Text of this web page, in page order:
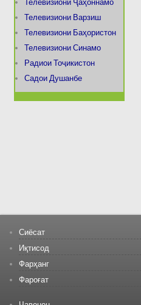
Телевизиони Ҷаҳоннамо
Телевизиони Варзиш
Телевизиони Баҳористон
Телевизиони Синамо
Радиои Тоҷикистон
Садои Душанбе
Сиёсат
Иқтисод
Фарҳанг
Фароғат